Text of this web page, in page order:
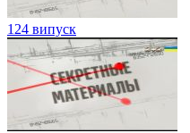
124 випуск